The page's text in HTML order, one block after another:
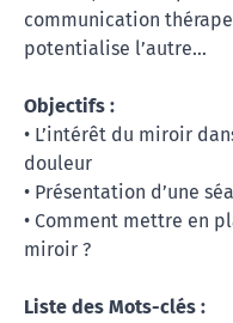
communication
potentialise l’autre…
Objectifs :
• L’intérêt du miroir
douleur
• Présentation d’une
• Comment mettre en
miroir ?
Liste des Mots-clés :